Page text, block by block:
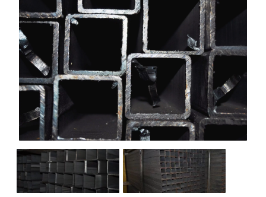
ДОСТАВКА И ОПЛАТА
НАШИ ОБЪЕКТЫ
ОТЗЫВЫ
О НАС
БЛОГ
КОНТАКТЫ